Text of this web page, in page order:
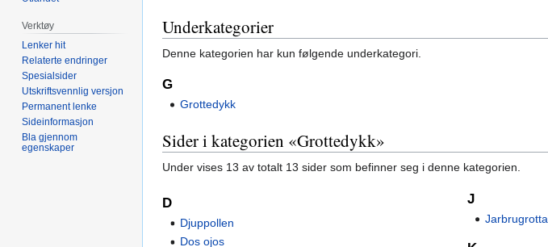
Underkategorier
Denne kategorien har kun følgende underkategori.
G
Grottedykk
Sider i kategorien «Grottedykk»
Under vises 13 av totalt 13 sider som befinner seg i denne kategorien.
D
Djuppollen
Dos ojos
J
Jarbrugrotta
Verktøy
Lenker hit
Relaterte endringer
Spesialsider
Utskriftsvennlig versjon
Permanent lenke
Sideinformasjon
Bla gjennom
egenskaper